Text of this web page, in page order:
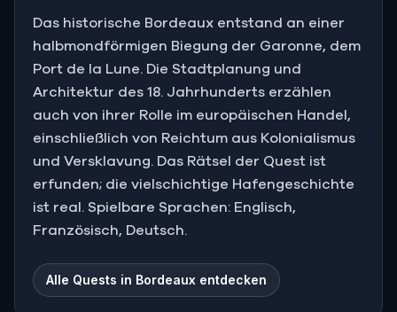
Das historische Bordeaux entstand an einer
halbmondförmigen Biegung der Garonne, dem
Port de la Lune. Die Stadtplanung und
Architektur des 18. Jahrhunderts erzählen
auch von ihrer Rolle im europäischen Handel,
einschließlich von Reichtum aus Kolonialismus
und Versklavung. Das Rätsel der Quest ist
erfunden; die vielschichtige Hafengeschichte
ist real. Spielbare Sprachen: Englisch,
Französisch, Deutsch.
Alle Quests in Bordeaux entdecken